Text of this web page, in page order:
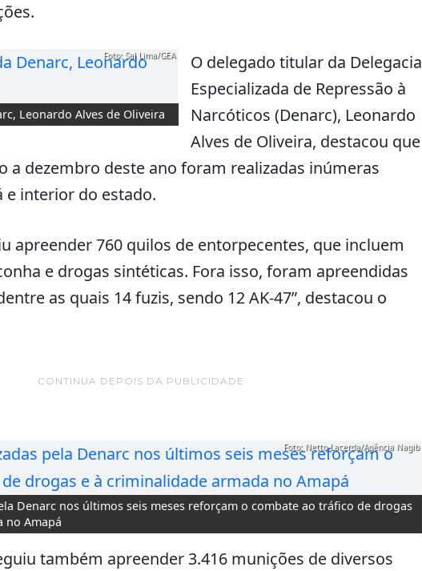
Leonardo Alves de Oliveira
Foto: Sal Lima/GEA
O delegado titular da Delegacia
Especializada de Repressão à
Narcóticos (Denarc), Leonardo
Alves de Oliveira, destacou que
a dezembro deste ano foram realizadas inúmeras
e interior do estado.
apreender 760 quilos de entorpecentes, que incluem
e drogas sintéticas. Fora isso, foram apreendidas
as quais 14 fuzis, sendo 12 AK-47”, destacou o
CONTINUA DEPOIS DA PUBLICIDADE
Denarc nos últimos seis meses reforçam o combate ao tráfico de drogas
no Amapá
Foto: Netto Lacerda/Agência Nagib
também apreender 3.416 munições de diversos